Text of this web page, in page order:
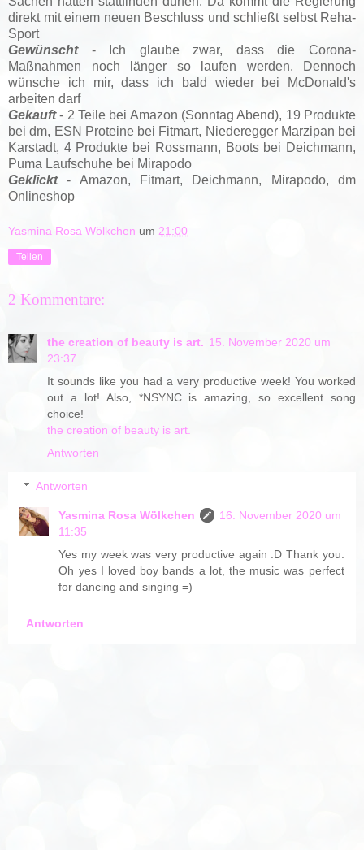
direkt mit einem neuen Beschluss und schließt selbst Reha-
Sport
Gewünscht- Ich glaube zwar, dass die Corona-
Maßnahmen noch länger so laufen werden. Dennoch
wünsche ich mir, dass ich bald wieder bei McDonald's
arbeiten darf
Gekauft- 2 Teile bei Amazon (Sonntag Abend), 19 Produkte
bei dm, ESN Proteine bei Fitmart, Niederegger Marzipan bei
Karstadt, 4 Produkte bei Rossmann, Boots bei Deichmann,
Puma Laufschuhe bei Mirapodo
Geklickt- Amazon, Fitmart, Deichmann, Mirapodo, dm
Onlineshop
Yasmina Rosa Wölkchen um 21:00
Teilen
2 Kommentare:
the creation of beauty is art. 15. November 2020 um
23:37
It sounds like you had a very productive week! You worked
out a lot! Also, *NSYNC is amazing, so excellent song
choice!
the creation of beauty is art.
Antworten
Antworten
Yasmina Rosa Wölkchen
16. November 2020 um
11:35
Yes my week was very productive again :D Thank you.
Oh yes I loved boy bands a lot, the music was perfect
for dancing and singing =)
Antworten